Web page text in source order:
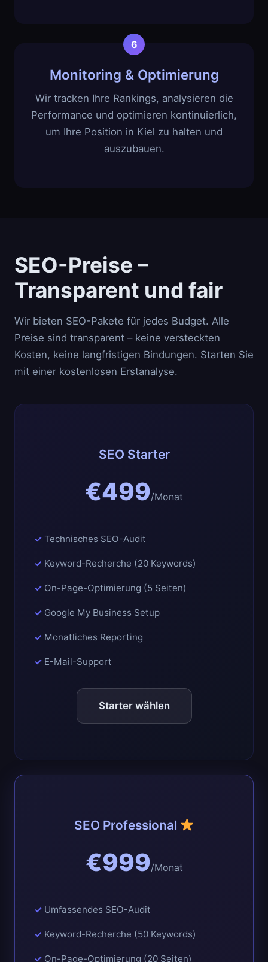
Monitoring & Optimierung
Wir tracken Ihre Rankings, analysieren die
Performance und optimieren kontinuierlich,
um Ihre Position in Kiel zu halten und
auszubauen.
SEO-Preise –
Transparent und fair
Wir bieten SEO-Pakete für jedes Budget. Alle
Preise sind transparent – keine versteckten
Kosten, keine langfristigen Bindungen. Starten Sie
mit einer kostenlosen Erstanalyse.
SEO Starter
€499/Monat
Technisches SEO-Audit
Keyword-Recherche (20 Keywords)
On-Page-Optimierung (5 Seiten)
Google My Business Setup
Monatliches Reporting
E-Mail-Support
Starter wählen
SEO Professional
€999/Monat
Umfassendes SEO-Audit
Keyword-Recherche (50 Keywords)
On-Page-Optimierung (20 Seiten)